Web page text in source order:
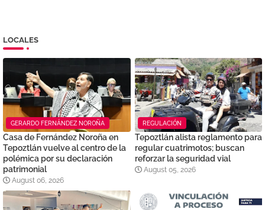
LOCALES
GERARDO FERNÁNDEZ NOROÑA
Casa de Fernández Noroña en
Tepoztlán vuelve al centro de la
polémica por su declaración
patrimonial
August 06, 2026
REGULACIÓN
Tepoztlán alista reglamento para
regular cuatrimotos; buscan
reforzar la seguridad vial
August 05, 2026